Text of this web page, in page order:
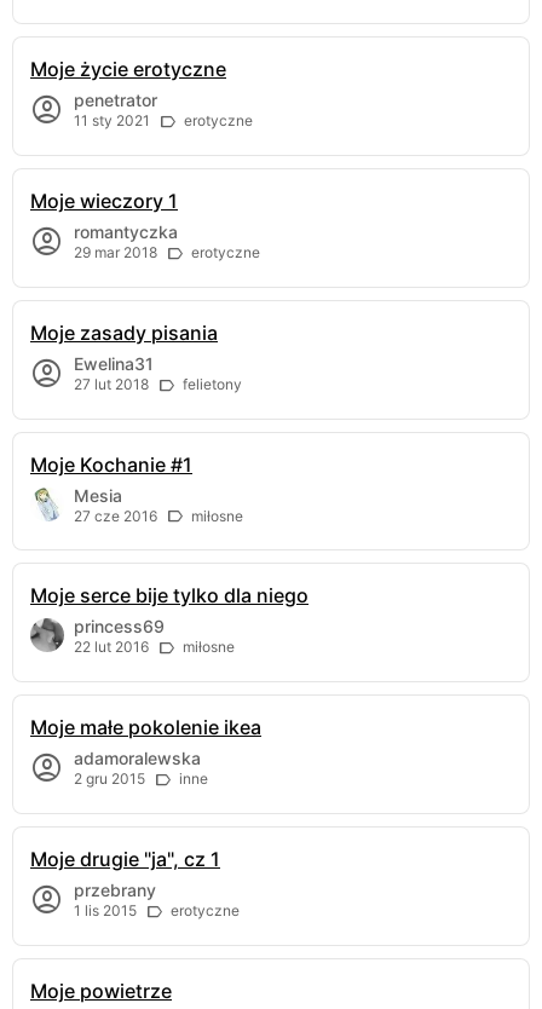
Moje życie erotyczne
penetrator
11 sty 2021 erotyczne
Moje wieczory 1
romantyczka
29 mar 2018 erotyczne
Moje zasady pisania
Ewelina31
27 lut 2018 felietony
Moje Kochanie #1
Mesia
27 cze 2016 miłosne
Moje serce bije tylko dla niego
princess69
22 lut 2016 miłosne
Moje małe pokolenie ikea
adamoralewska
2 gru 2015 inne
Moje drugie "ja", cz 1
przebrany
1 lis 2015 erotyczne
Moje powietrze